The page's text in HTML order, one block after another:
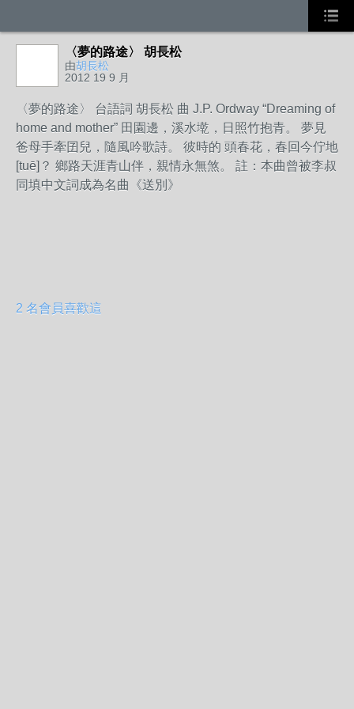
〈夢的路途〉 胡長松
由胡長松
2012 19 9 月
〈夢的路途〉 台語詞 胡長松 曲 J.P. Ordway “Dreaming of
home and mother” 田園邊，溪水墘，日照竹抱青。 夢見
爸母手牽囝兒，隨風吟歌詩。 彼時的 頭春花，春回今佇地
[tuē]？ 鄉路天涯青山伴，親情永無煞。 註：本曲曾被李叔
同填中文詞成為名曲《送別》
2 名會員喜歡這